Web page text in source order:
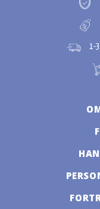
1-